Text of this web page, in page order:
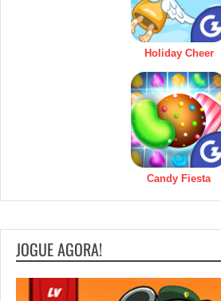
Holiday Cheer
Candy Fiesta
JOGUE AGORA!